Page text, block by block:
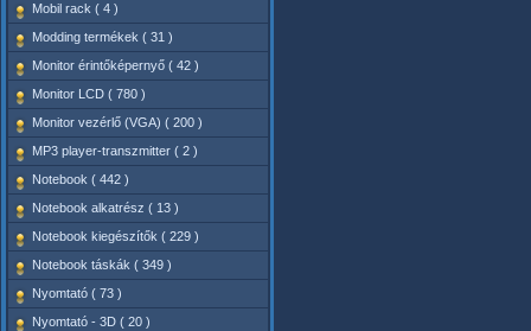
Mobil rack ( 4 )
Modding termékek ( 31 )
Monitor érintőképernyő ( 42 )
Monitor LCD ( 780 )
Monitor vezérlő (VGA) ( 200 )
MP3 player-transzmitter ( 2 )
Notebook ( 442 )
Notebook alkatrész ( 13 )
Notebook kiegészítők ( 229 )
Notebook táskák ( 349 )
Nyomtató ( 73 )
Nyomtató - 3D ( 20 )